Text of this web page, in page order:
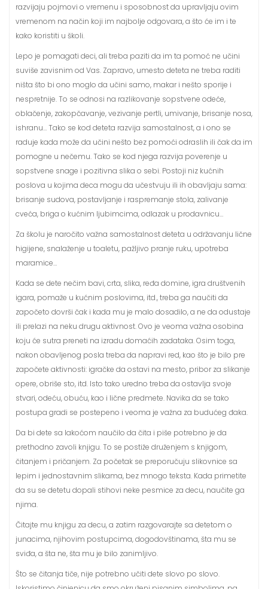
razvijaju pojmovi o vremenu i sposobnost da upravljaju ovim
vremenom na način koji im najbolje odgovara, a što će im i te
kako koristiti u školi.
Lepo je pomagati deci, ali treba paziti da im ta pomoć ne učini
suviše zavisnim od Vas. Zapravo, umesto deteta ne treba raditi
ništa što bi ono moglo da učini samo, makar i nešto sporije i
nespretnije. To se odnosi na razlikovanje sopstvene odeće,
oblačenje, zakopčavanje, vezivanje pertli, umivanje, brisanje nosa,
ishranu… Tako se kod deteta razvija samostalnost, a i ono se
raduje kada može da učini nešto bez pomoći odraslih ili čak da im
pomogne u nečemu. Tako se kod njega razvija poverenje u
sopstvene snage i pozitivna slika o sebi. Postoji niz kućnih
poslova u kojima deca mogu da učestvuju ili ih obavljaju sama:
brisanje sudova, postavljanje i raspremanje stola, zalivanje
cveća, briga o kućnim ljubimcima, odlazak u prodavnicu…
Za školu je naročito važna samostalnost deteta u održavanju lične
higijene, snalaženje u toaletu, pažljivo pranje ruku, upotreba
maramice…
Kada se dete nečim bavi, crta, slika, ređa domine, igra društvenih
igara, pomaže u kućnim poslovima, itd., treba ga naučiti da
započeto dovrši čak i kada mu je malo dosadilo, a ne da odustaje
ili prelazi na neku drugu aktivnost. Ovo je veoma važna osobina
koju će sutra preneti na izradu domaćih zadataka. Osim toga,
nakon obavljenog posla treba da napravi red, kao što je bilo pre
započete aktivnosti: igračke da ostavi na mesto, pribor za slikanje
opere, obriše sto, itd. Isto tako uredno treba da ostavlja svoje
stvari, odeću, obuću, kao i lične predmete. Navika da se tako
postupa gradi se postepeno i veoma je važna za budućeg đaka.
Da bi dete sa lakoćom naučilo da čita i piše potrebno je da
prethodno zavoli knjigu. To se postiže druženjem s knjigom,
čitanjem i pričanjem. Za početak se preporučuju slikovnice sa
lepim i jednostavnim slikama, bez mnogo teksta. Kada primetite
da su se detetu dopali stihovi neke pesmice za decu, naučite ga
njima.
Čitajte mu knjigu za decu, a zatim razgovarajte sa detetom o
junacima, njihovim postupcima, dogodovštinama, šta mu se
sviđa, a šta ne, šta mu je bilo zanimljivo.
Što se čitanja tiče, nije potrebno učiti dete slovo po slovo.